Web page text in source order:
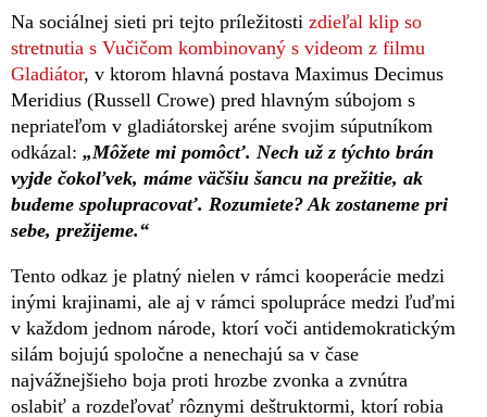
Na sociálnej sieti pri tejto príležitosti zdieľal klip so
stretnutia s Vučičom kombinovaný s videom z filmu
Gladiátor, v ktorom hlavná postava Maximus Decimus
Meridius (Russell Crowe) pred hlavným súbojom s
nepriateľom v gladiátorskej aréne svojim súputníkom
odkázal: „Môžete mi pomôcť. Nech už z týchto brán
vyjde čokoľvek, máme väčšiu šancu na prežitie, ak
budeme spolupracovať. Rozumiete? Ak zostaneme pri
sebe, prežijeme.“
Tento odkaz je platný nielen v rámci kooperácie medzi
inými krajinami, ale aj v rámci spolupráce medzi ľuďmi
v každom jednom národe, ktorí voči antidemokratickým
silám bojujú spoločne a nenechajú sa v čase
najvážnejšieho boja proti hrozbe zvonka a zvnútra
oslabiť a rozdeľovať rôznymi deštruktormi, ktorí robia